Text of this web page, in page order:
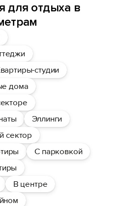
для отдыха в
студии
дома
Эллинги
сектор
С парковкой
В центре